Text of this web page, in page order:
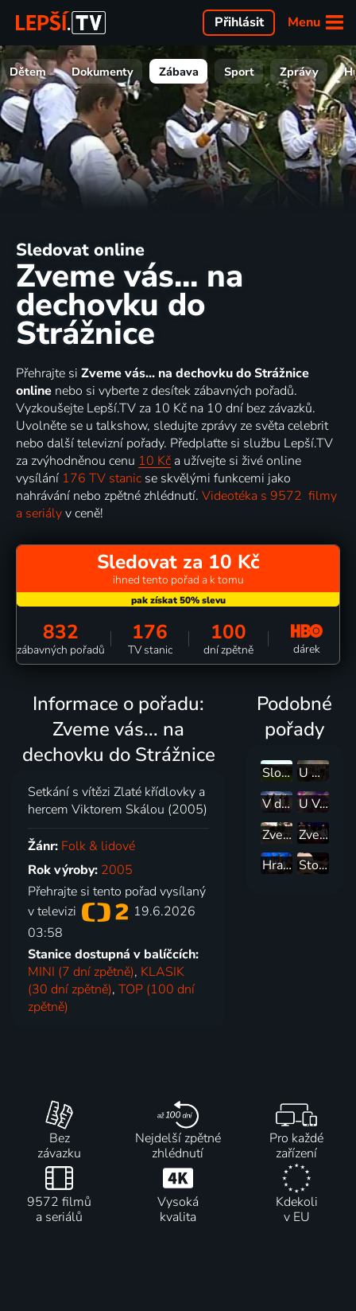
Menu
Přihlásit
Dětem Dokumenty Zábava Sport Zprávy
Sledovat online
Zveme vás... na
dechovku do
Strážnice
Přehrajte si Zveme vás... na dechovku do Strážnice
online nebo si vyberte z desítek zábavných pořadů.
Vyzkoušejte Lepší.TV za 10 Kč na 10 dní bez závazků.
Uvolněte se u talkshow, sledujte zprávy ze světa celebrit
nebo další televizní pořady. Předplaťte si službu Lepší.TV
za zvýhodněnou cenu 10 Kč a užívejte si živé online
vysílání 176 TV stanic se skvělými funkcemi jako
nahrávání nebo zpětné zhlédnutí. Videotéka s 9572 filmy
a seriályv ceně!
Sledovat za 10 Kč
ihned tento pořad a k tomu
832
zábavných pořadů
176
TV stanic
100
dní zpětně dárek
Informace o pořadu:
Zveme vás... na
dechovku do Strážnice
Setkání s vítězi Zlaté křídlovky a
hercem Viktorem Skálou (2005)
Žánr: Folk & lidové
Rok výroby: 2005
Přehrajte si tento pořad vysílaný
v televizi
19.6.2026
03:58
Stanice dostupná v balíčcích:
MINI (7 dní zpětně), KLASIK
(30 dní zpětně),TOP (100 dní
zpětně)
Podobné
pořady
Slovenský deň kroja - naživo
U NÁS aneb Od cimbálu o lidové kultuře
V dobrém sa rozejdem
U VÁS aneb festivalové kukátko
Zveme vás... na stavění máje
Zveme vás... do Křesla tradice a slávy
Hraje vám... Zlaťanka
Stodola Michala Tučného
Bez
závazku
Nejdelší zpětné
zhlédnutí
Pro každé
zařízení
9572 filmů
a seriálů
Vysoká
kvalita
Kdekoli
v EU